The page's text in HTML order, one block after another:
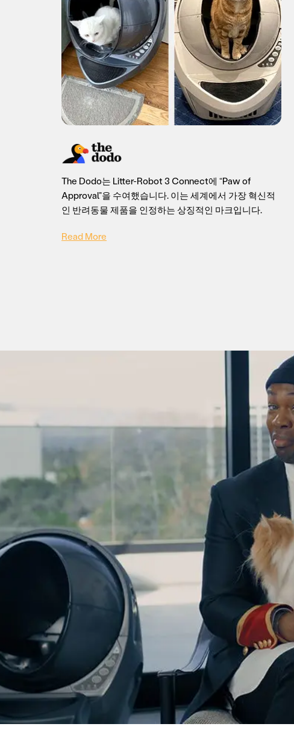
The Dodo는 Litter-Robot 3 Connect에 “Paw of
Approval”을 수여했습니다. 이는 세계에서 가장 혁신적
인 반려동물 제품을 인정하는 상징적인 마크입니다.
Read More